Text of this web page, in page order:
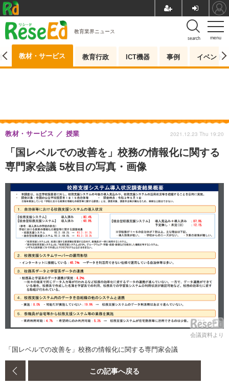
menu
search
教育業界ニュース
教材・サービス 教育行政 ICT機器 事例 イベント
「国レベルでの改善を」校務の情報化に関する
専門家会議 5枚目の写真・画像
教材・サービス 授業 2021.12.23 Thu 19:20
会議資料より
「国レベルでの改善を」校務の情報化に関する専門家会議
この記事へ戻る